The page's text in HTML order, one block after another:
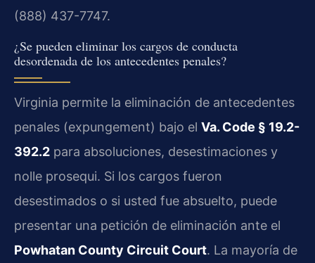
(888) 437-7747.
¿Se pueden eliminar los cargos de conducta
desordenada de los antecedentes penales?
Virginia permite la eliminación de antecedentes
penales (expungement) bajo el Va. Code § 19.2-
392.2 para absoluciones, desestimaciones y
nolle prosequi. Si los cargos fueron
desestimados o si usted fue absuelto, puede
presentar una petición de eliminación ante el
Powhatan County Circuit Court. La mayoría de